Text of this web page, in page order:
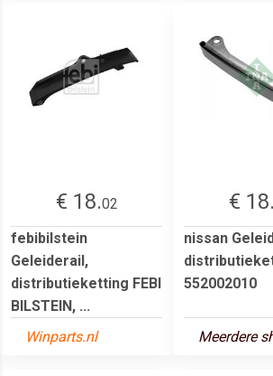
€ 18.02
febibilstein
Geleiderail,
distributieketting FEBI
BILSTEIN, ...
Winparts.nl
€ 18.
nissan
552002010
Meerdere